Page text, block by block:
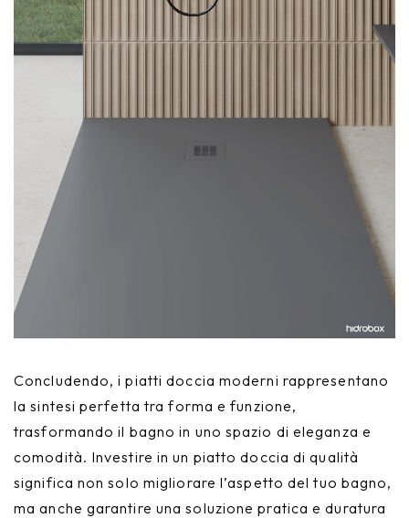
Concludendo, i piatti doccia moderni rappresentano
la sintesi perfetta tra forma e funzione,
trasformando il bagno in uno spazio di eleganza e
comodità. Investire in un piatto doccia di qualità
significa non solo migliorare l’aspetto del tuo bagno,
ma anche garantire una soluzione pratica e duratura